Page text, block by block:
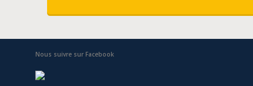
Nous suivre sur Facebook